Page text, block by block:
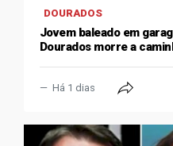
DOURADOS
Jovem baleado em
Dourados morre a
Há 1 dias